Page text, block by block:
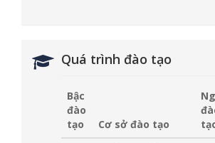
Quá trình đào tạo
Bậc
đào
tạo
Cơ sở đào tạo